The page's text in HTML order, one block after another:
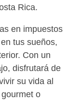
Rica.
en impuestos
tus sueños,
Con un
disfrutará de
su vida al
o